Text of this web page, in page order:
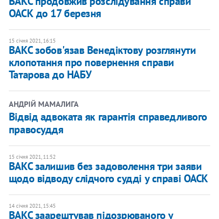
ОАСК до 17 березня
15 січня 2021, 16:15
ВАКС зобов'язав Венедіктову розглянути
клопотання про повернення справи
Татарова до НАБУ
АНДРІЙ МАМАЛИГА
Відвід адвоката як гарантія справедливого
правосуддя
15 січня 2021, 11:52
ВАКС залишив без задоволення три заяви
щодо відводу слідчого судді у справі ОАСК
14 січня 2021, 15:45
ВАКС заарештував підозрюваного у